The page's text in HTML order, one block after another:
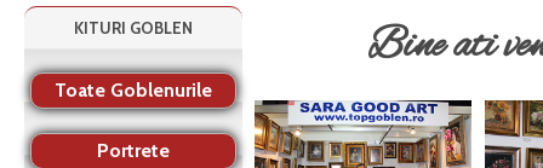
Bine ati
KITURI GOBLEN
Toate Goblenurile
Portrete